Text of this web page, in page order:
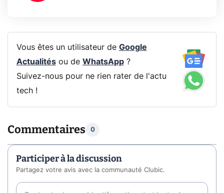
Vous êtes un utilisateur de Google
Actualitésou de WhatsApp?
Suivez-nous pour ne rien rater de l'actu
tech !
Commentaires 0
Participer à la discussion
Partagez votre avis avec la communauté Clubic.